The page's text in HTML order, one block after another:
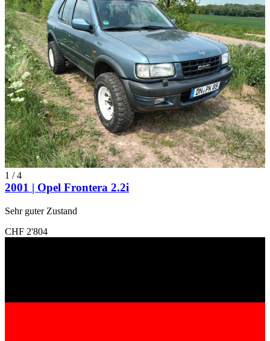
1 /4
2001 | Opel Frontera 2.2i
Sehr guter Zustand
CHF 2'804